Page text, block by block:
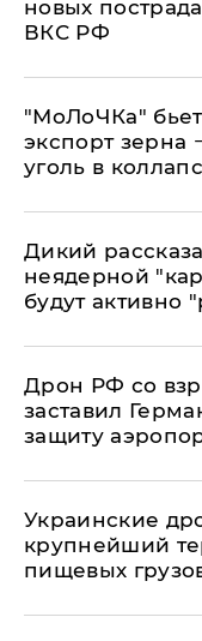
новых
ВКС РФ
​"МоЛоЧКа"
экспорт зерна
уголь в
Дикий
неядерной
будут активно
​Дрон РФ со
заставил
защиту
Украинские
крупнейший
пищевых